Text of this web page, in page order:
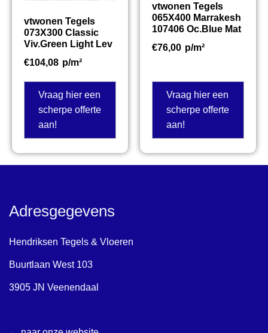
vtwonen Tegels
073X300 Classic
Viv.Green Light Lev
€104,08 p/m²
Vraag hier een
scherpe offerte
aan!
vtwonen Tegels
065X400 Marrakesh
107406 Oc.Blue Mat
€76,00 p/m²
Vraag hier een
scherpe offerte
aan!
Adresgegevens
Hendriksen Tegels & Vloeren
Buurtlaan West 103
3905 JN Veenendaal